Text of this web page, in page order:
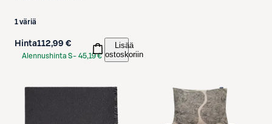
1 väriä
Hinta112,99 €
Alennushinta S- 45,19 €
Lisää
ostoskoriin